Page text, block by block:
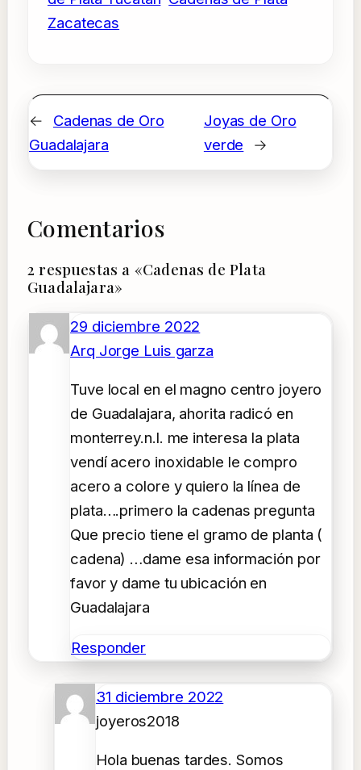
Zacatecas
←
Cadenas de Oro
Guadalajara
Joyas de Oro
verde
→
Comentarios
2 respuestas a «Cadenas de Plata
Guadalajara»
29 diciembre 2022
Arq Jorge Luis garza
Tuve local en el magno centro joyero
de Guadalajara, ahorita radicó en
monterrey.n.l. me interesa la plata
vendí acero inoxidable le compro
acero a colore y quiero la línea de
plata….primero la cadenas pregunta
Que precio tiene el gramo de planta (
cadena) …dame esa información por
favor y dame tu ubicación en
Guadalajara
Responder
31 diciembre 2022
joyeros2018
Hola buenas tardes. Somos